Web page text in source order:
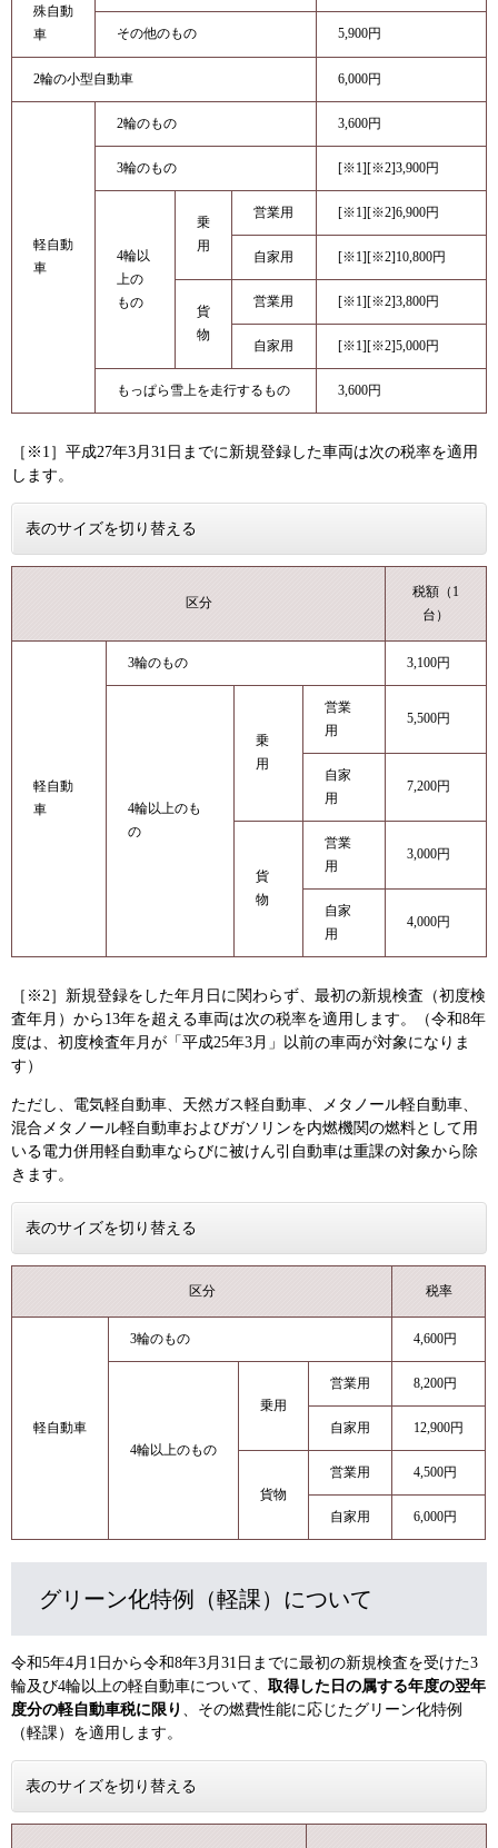
殊自動
車
その他のもの 5,900円
2輪の小型自動車 6,000円
軽自動
車
2輪のもの 3,600円
3輪のもの [※1][※2]3,900円
4輪以
上の
もの
乗
用
営業用 [※1][※2]6,900円
自家用 [※1][※2]10,800円
貨
物
営業用 [※1][※2]3,800円
自家用 [※1][※2]5,000円
もっぱら雪上を走行するもの 3,600円
［※1］平成27年3月31日までに新規登録した車両は次の税率を適用
します。
表のサイズを切り替える
区分
税額（1
台）
軽自動
車
3輪のもの 3,100円
4輪以上のも
の
乗
用
営業
用
5,500円
自家
用
7,200円
貨
物
営業
用
3,000円
自家
用
4,000円
［※2］新規登録をした年月日に関わらず、最初の新規検査（初度検
査年月）から13年を超える車両は次の税率を適用します。（令和8年
度は、初度検査年月が「平成25年3月」以前の車両が対象になりま
す）
ただし、電気軽自動車、天然ガス軽自動車、メタノール軽自動車、
混合メタノール軽自動車およびガソリンを内燃機関の燃料として用
いる電力併用軽自動車ならびに被けん引自動車は重課の対象から除
きます。
表のサイズを切り替える
区分 税率
軽自動車
3輪のもの 4,600円
4輪以上のもの
乗用
営業用 8,200円
自家用 12,900円
貨物
営業用 4,500円
自家用 6,000円
グリーン化特例（軽課）について
令和5年4月1日から令和8年3月31日までに最初の新規検査を受けた3
輪及び4輪以上の軽自動車について、 取得した日の属する年度の翌年
度分の軽自動車税に限り 、その燃費性能に応じたグリーン化特例
（軽課）を適用します。
表のサイズを切り替える